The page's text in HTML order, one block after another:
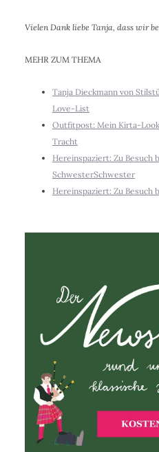
Vielen Dank liebe Tanja, dass wir
MEHR ZUM THEMA
Tanja Dieckmann von
Love-List
Outfitpost: Mein Kirta-
Tracht
Hereinspaziert: Zu Besuch
SchwesterSchwester
Hereinspaziert: Zu Besuch